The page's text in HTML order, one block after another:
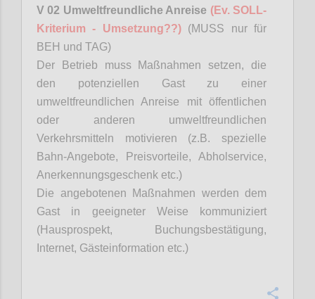
V 02 Umweltfreundliche Anreise (Ev. SOLL-
Kriterium - Umsetzung??)(MUSS nur für
BEH und TAG)
Der Betrieb muss Maßnahmen setzen, die
den potenziellen Gast zu einer
umweltfreundlichen Anreise mit öffentlichen
oder anderen umweltfreundlichen
Verkehrsmitteln motivieren (z.B. spezielle
Bahn-Angebote, Preisvorteile, Abholservice,
Anerkennungsgeschenk etc.)
Die angebotenen Maßnahmen werden dem
Gast in geeigneter Weise kommuniziert
(Hausprospekt, Buchungsbestätigung,
Internet, Gästeinformation etc.)